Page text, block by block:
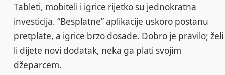
Tableti, mobiteli i igrice rijetko su jednokratna
investicija. “Besplatne” aplikacije uskoro postanu
pretplate, a igrice brzo dosade. Dobro je pravilo; želi
li dijete novi dodatak, neka ga plati svojim
džeparcem.